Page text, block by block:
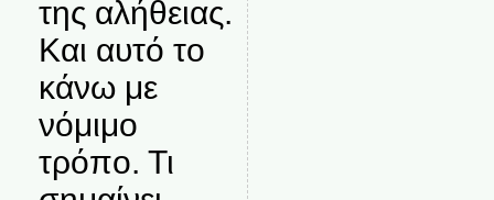
της αλήθειας.
Και αυτό το
κάνω με
νόμιμο
τρόπο. Τι